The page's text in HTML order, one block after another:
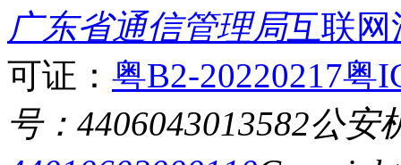
广东省通信管理局互联网
可证： 粤B2-20220217粤
号：4406043013582公安